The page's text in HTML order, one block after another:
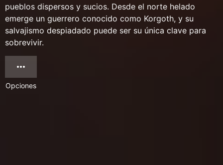
pueblos dispersos y sucios. Desde el norte helado
emerge un guerrero conocido como Korgoth, y su
salvajismo despiadado puede ser su única clave para
sobrevivir.
Opciones